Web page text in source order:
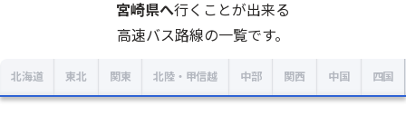
宮崎県へ行くことが出来る
高速バス路線の一覧です。
北海道 東北 関東 北陸・甲信越 中部 関西 中国 四国